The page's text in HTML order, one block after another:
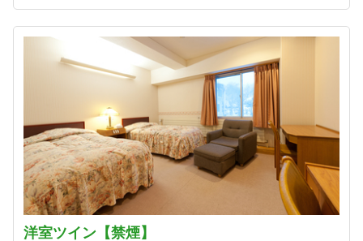
1泊2食付き
16,900円/人/泊 ～
詳細
【早割60】60日前の予約で、通常
価格より1,000円OFF♪＜お日にち
限定＞
16,900円/人/泊 ～
hekiraku～／
1泊2食付き
21,100円/人/泊 ～
ひすい色の温泉の熊の湯＼1泊2食
お試しプラン～萌葱moegi～／
16,700円/人/泊 ～
洋室ツイン【禁煙】